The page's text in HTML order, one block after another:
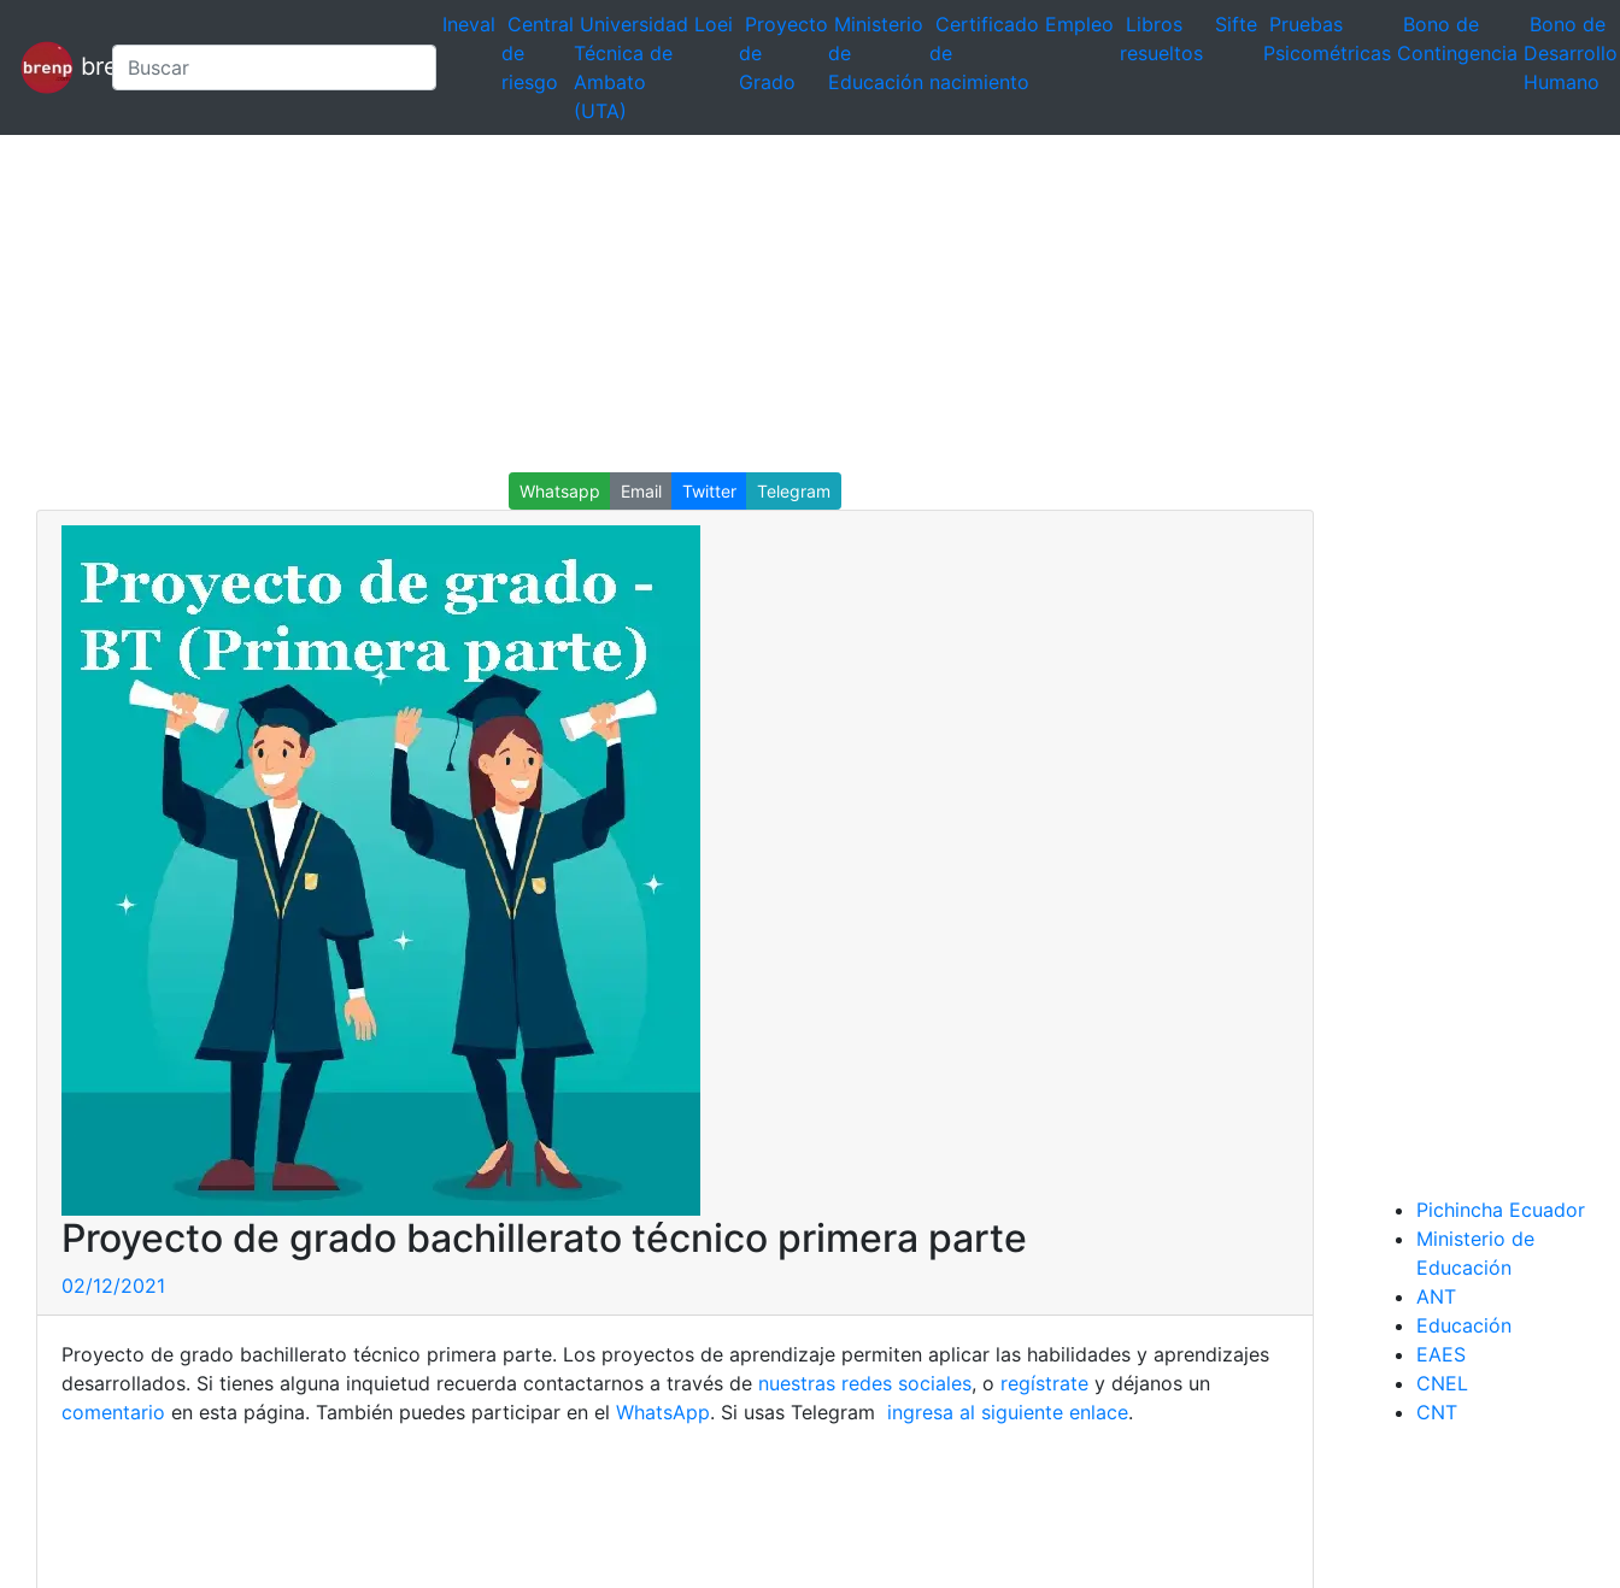
brenp
Ineval Central
de
riesgo
Universidad
Técnica de
Ambato
(UTA)
Loei Proyecto
de
Grado
Ministerio
de
Educación
Certificado
de
nacimiento
Empleo Libros
resueltos
Sifte Pruebas
Psicométricas
Bono de
Contingencia
Bono de
Desarrollo
Humano
Whatsapp Email Twitter Telegram
Proyecto de grado bachillerato técnico primera parte
02/12/2021
Proyecto de grado bachillerato técnico primera parte. Los proyectos de aprendizaje permiten aplicar las habilidades y aprendizajes
desarrollados. Si tienes alguna inquietud recuerda contactarnos a través de nuestras redes sociales, o regístrate y déjanos un
comentario en esta página. También puedes participar en el WhatsApp. Si usas Telegram ingresa al siguiente enlace.
Pichincha Ecuador
Ministerio de
Educación
ANT
Educación
EAES
CNEL
CNT